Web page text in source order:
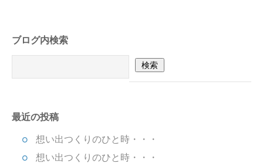
ブログ内検索
最近の投稿
想い出つくりのひと時・・・
想い出つくりのひと時・・・